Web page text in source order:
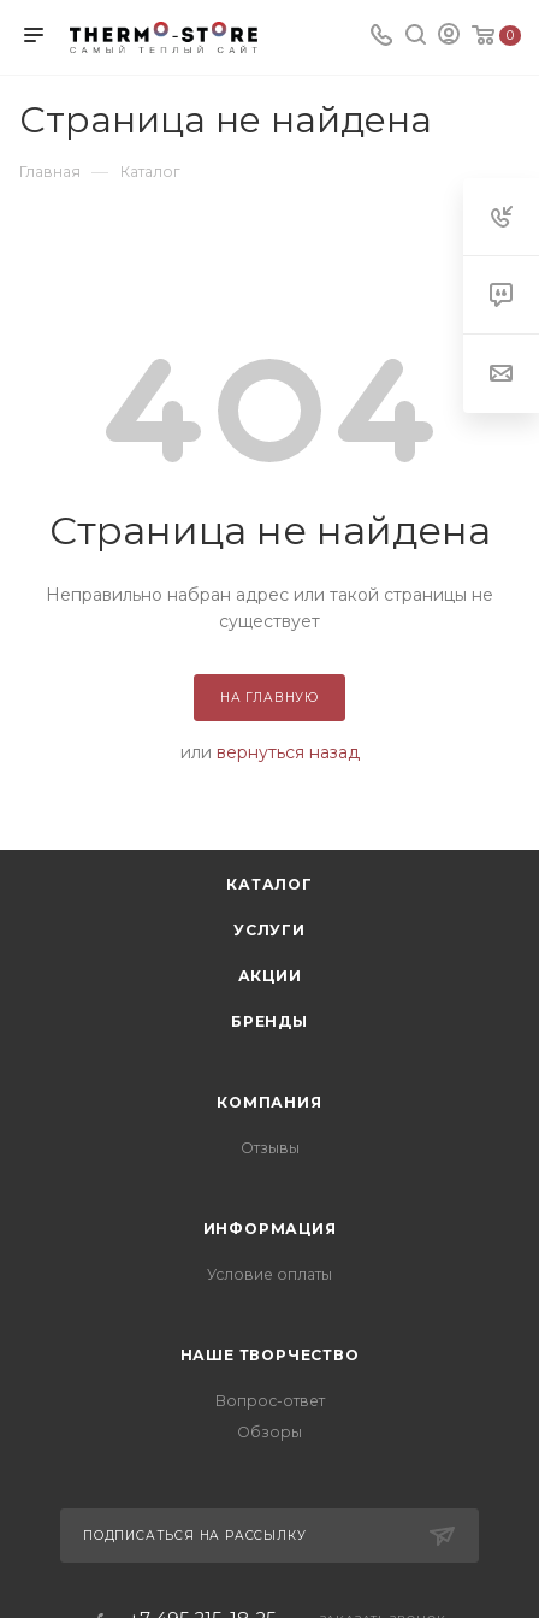
0
Страница не найдена
Главная — Каталог
Страница не найдена
Неправильно набран адрес или такой страницы не
существует
НА ГЛАВНУЮ
или вернуться назад
КАТАЛОГ
УСЛУГИ
АКЦИИ
БРЕНДЫ
КОМПАНИЯ
Отзывы
ИНФОРМАЦИЯ
Условие оплаты
НАШЕ ТВОРЧЕСТВО
Вопрос-ответ
Обзоры
ПОДПИСАТЬСЯ НА РАССЫЛКУ